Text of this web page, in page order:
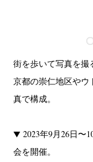
街を歩いて写真を撮
京都の崇仁地区や
真で構成。
▼ 2023年9月26日〜
会を開催。